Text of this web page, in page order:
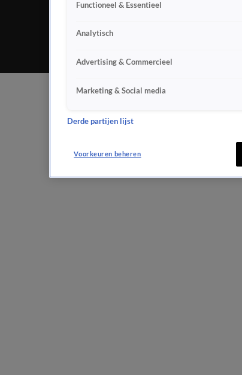
Functioneel & Essentieel
Analytisch
Advertising & Commercieel
Marketing & Social media
Derde partijen lijst
Voorkeuren beheren